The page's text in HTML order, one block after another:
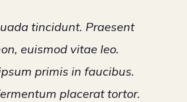
tincidunt. Praesent
euismod vitae leo.
primis in faucibus.
placerat tortor.